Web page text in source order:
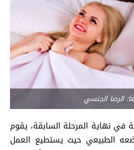
الرضا الجنسي
في نهاية المرحلة السابقة، يقوم
الطبيعي حيث يستطيع العمل